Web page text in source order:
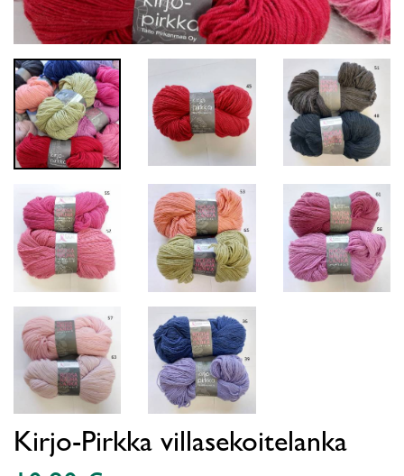
Kirjo-Pirkka villasekoitelanka